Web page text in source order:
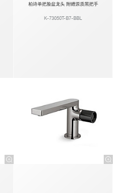
柏诗单把脸盆龙头 附赠原质黑把手
K-73050T-B7-BBL